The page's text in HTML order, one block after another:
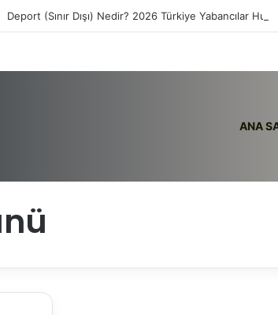
Deport (Sınır Dışı) Nedir? 2026 Türkiye Yabancılar
ANA